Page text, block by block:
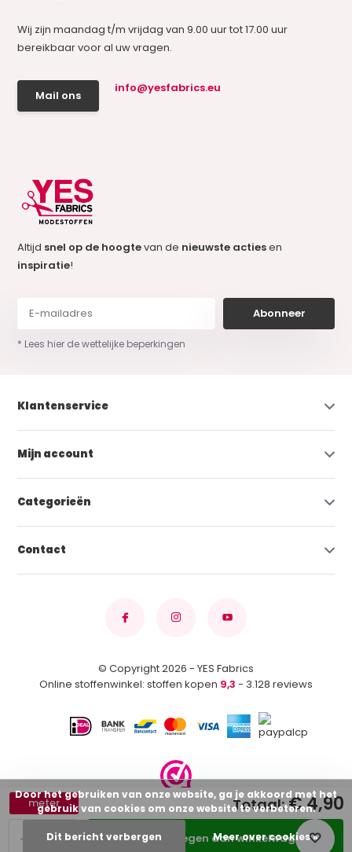
+
-
meter
Toevoegen aan winkelwagen
Totaal:€ 4,90
Wij zijn maandag t/m vrijdag van 9.00 uur tot 17.00 uur
bereikbaar voor al uw vragen.
Mail ons
info@yesfabrics.eu
Altijd snel op de hoogtevan de nieuwste actiesen
inspiratie!
Abonneer
* Lees hier de wettelijke beperkingen
Klantenservice
Mijn account
Categorieën
Contact
© Copyright 2026 - YES Fabrics
Online stoffenwinkel: stoffen kopen 9,3 - 3.128 reviews
Door het gebruiken van onze website, ga je akkoord met het
gebruik van cookies om onze website te verbeteren.
Dit bericht verbergen Meer over cookies »